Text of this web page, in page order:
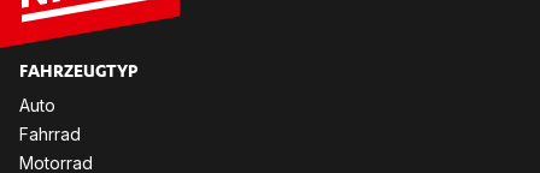
FAHR­ZEUG­TYP
Auto
Fahr­rad
Mo­tor­rad